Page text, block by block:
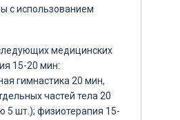
с использованием
медицинских
15-20 мин:
гимнастика 20 мин,
частей тела 20
5 шт.); физиотерапия 15-